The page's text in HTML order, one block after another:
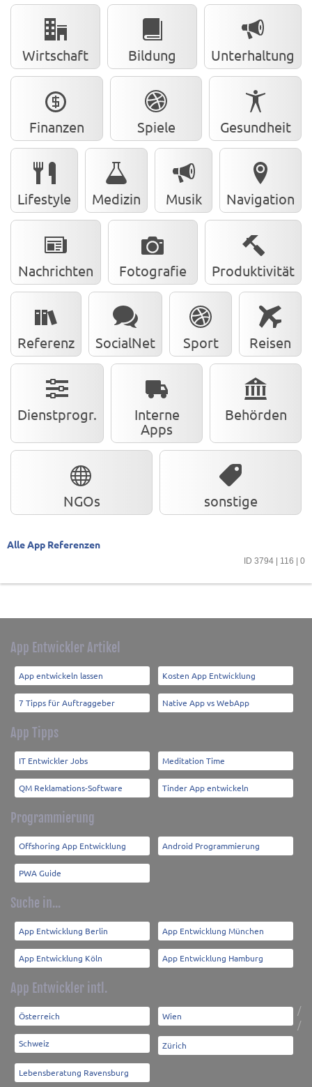
Wirtschaft Bildung Unterhaltung
Finanzen Spiele Gesundheit
Lifestyle Medizin Musik Navigation
Nachrichten Fotografie Produktivität
Referenz SocialNet Sport Reisen
Dienstprogr.
Interne
Apps
Behörden
NGOs sonstige
Alle App Referenzen
ID 3794 | 116 | 0
App Entwickler Artikel
App entwickeln lassen Kosten App Entwicklung
7 Tipps für Auftraggeber Native App vs WebApp
App Tipps
IT Entwickler Jobs Meditation Time
QM Reklamations-Software Tinder App entwickeln
Programmierung
Offshoring App Entwicklung Android Programmierung
PWA Guide
Suche in...
App Entwicklung Berlin App Entwicklung München
App Entwicklung Köln App Entwicklung Hamburg
App Entwickler intl.
Österreich /
Wien
Schweiz
/
Zürich
Lebensberatung Ravensburg